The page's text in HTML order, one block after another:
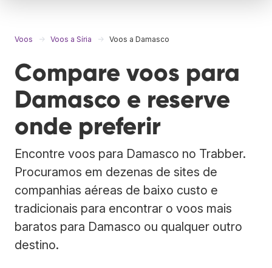
Voos Voos a Síria Voos a Damasco
Compare voos para
Damasco e reserve
onde preferir
Encontre voos para Damasco no Trabber.
Procuramos em dezenas de sites de
companhias aéreas de baixo custo e
tradicionais para encontrar o voos mais
baratos para Damasco ou qualquer outro
destino.